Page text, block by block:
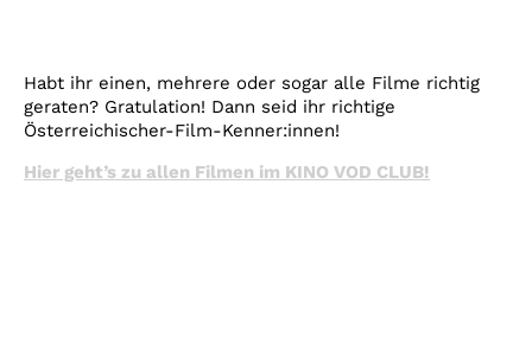
Habt ihr einen, mehrere oder sogar alle Filme richtig
geraten? Gratulation! Dann seid ihr richtige
Österreichischer-Film-Kenner:innen!
Hier geht’s zu allen Filmen im KINO VOD CLUB!